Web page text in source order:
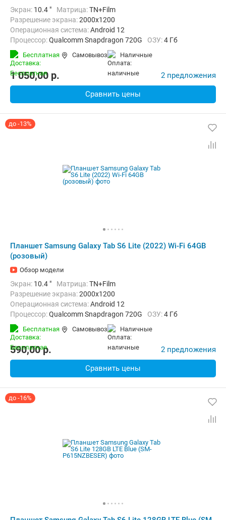
Экран: 10.4 " Матрица:TN+Film
Разрешение экрана:2000x1200
Операционная система:Android 12
Процессор:Qualcomm Snapdragon 720G ОЗУ:4 Гб
Встроенная память:
Тыловая камера:
Беспроводная связь:
4G (LTE), Bluetooth, Wi-Fi
Комплектация:
Вес:467 г
Бесплатная Самовывоз наличные
1 050,00 p. 2 предложения
Сравнить цены
до -13%
Планшет Samsung Galaxy Tab S6 Lite (2022) Wi-Fi 64GB
(розовый)
Обзор модели
Экран: 10.4 " Матрица:TN+Film
Разрешение экрана:2000x1200
Операционная система:Android 12
Процессор:Qualcomm Snapdragon 720G ОЗУ:4 Гб
Встроенная память:
Тыловая камера:
Беспроводная связь:
Bluetooth, Wi-Fi
Бесплатная Самовывоз наличные
590,00p. 2 предложения
Сравнить цены
до -16%